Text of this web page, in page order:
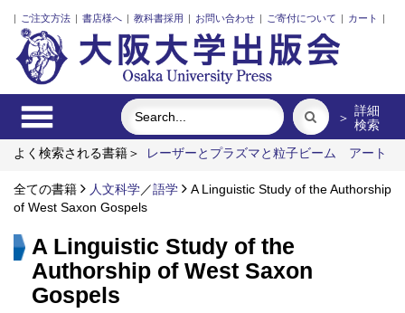
| ご注文方法 | 書店様へ | 教科書採用 | お問い合わせ | ご寄付について | カート |
＞ 詳細
検索
よく検索される書籍＞
レーザーとプラズマと粒子ビーム
アート
算機マテリアルデザイン入門
固体高分子形燃料電池要素材料・
水素貯蔵材料の知的設計
全ての書籍 人文科学／語学
A Linguistic Study of the Authorship
of West Saxon Gospels
A Linguistic Study of the
Authorship of West Saxon
Gospels